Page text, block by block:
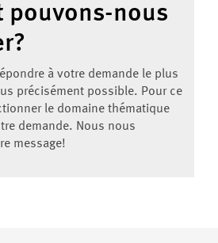
pouvons-nous
à votre demande le plus
précisément possible. Pour ce
le domaine thématique
demande. Nous nous
message!